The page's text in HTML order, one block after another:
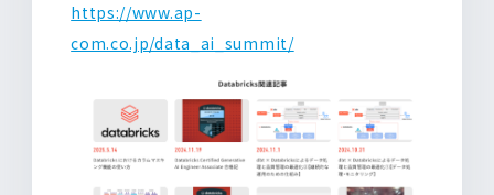
https://www.ap-
com.co.jp/data_ai_summit/